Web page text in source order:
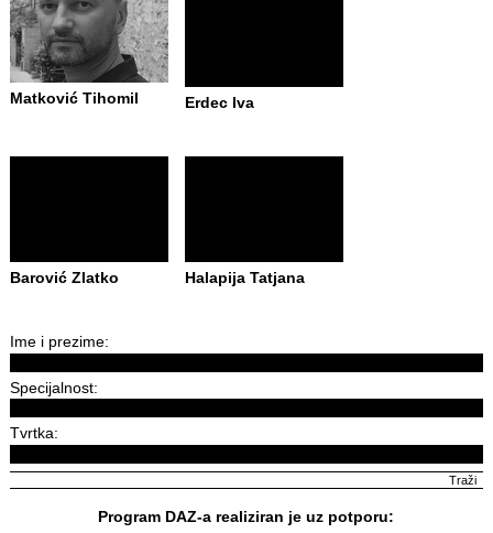
Matković Tihomil Erdec Iva
Barović Zlatko Halapija Tatjana
Ime i prezime:
Specijalnost:
Tvrtka:
Program DAZ-a realiziran je uz potporu: